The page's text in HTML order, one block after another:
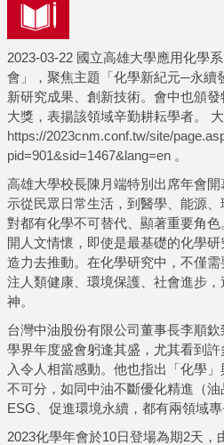
2023-03-22 國立高雄大學應用化學
會」，聚焦主題「化學新紀元─永續
新研究成果、創新技術。會中也頒
大獎，表揚該領域辛勤耕耘學者。 大
https://2023cnm.conf.tw/site/
pid=901&sid=1467&lang=en。
高雄大學校長陳月端特別出席年會
示從民眾日常生活，到醫學、能源
對都有化學不可替代、顯著重要角
開人文情懷，即使是最基礎的化學
造力去推動。在化學研究中，不僅
注人類健康、環境保護、社會進步
神。
台灣中油股份有限公司董事長李順
學界年度盛會躬逢其盛，尤其看到
入令人相當感動。他也指出「化學
不可分，如同中油不斷優化精進（
ESG、促進環境永續，都有兩領域專
2023化學年會於10日登場為期2天